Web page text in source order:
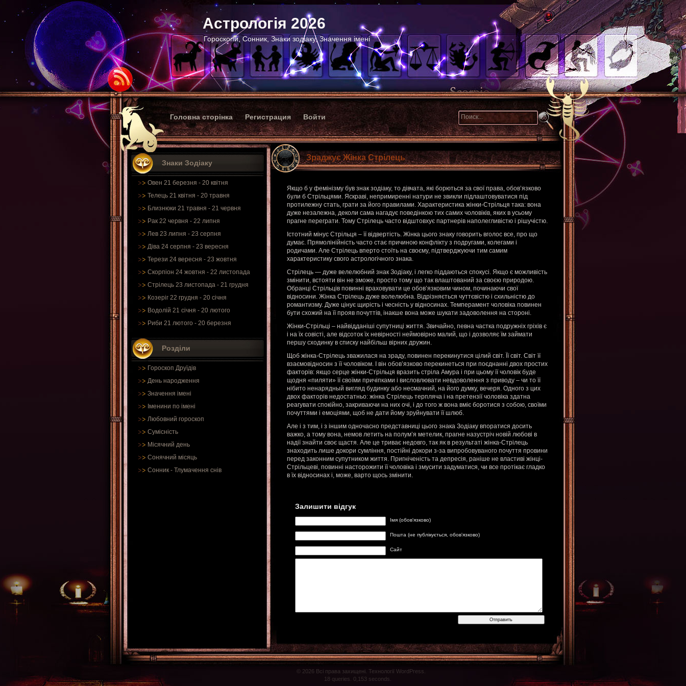
Астрологія 2026
Гороскопи, Сонник, Знаки зодіаку, Значення імені
Головна сторінка Регистрация Войти
Знаки Зодіаку
Овен 21 березня - 20 квітня
Телець 21 квітня - 20 травня
Близнюки 21 травня - 21 червня
Рак 22 червня - 22 липня
Лев 23 липня - 23 серпня
Діва 24 серпня - 23 вересня
Терези 24 вересня - 23 жовтня
Скорпіон 24 жовтня - 22 листопада
Стрілець 23 листопада - 21 грудня
Козеріг 22 грудня - 20 січня
Водолій 21 січня - 20 лютого
Риби 21 лютого - 20 березня
Розділи
Гороскоп Друїдів
День народження
Значення імені
Іменини по імені
Любовний гороскоп
Сумісність
Місячний день
Сонячний місяць
Сонник - Тлумачення снів
Зраджує Жінка Стрілець
Якщо б у фемінізму був знак зодіаку, то дівчата, які борються за свої права, обов’язково
були б Стрільцями. Яскраві, непримиренні натури не звикли підлаштовуватися під
протилежну стать, грати за його правилами. Характеристика жінки-Стрільця така: вона
дуже незалежна, деколи сама нагадує поведінкою тих самих чоловіків, яких в усьому
прагне переграти. Тому Стрілець часто відштовхує партнерів наполегливістю і рішучістю.
Істотний мінус Стрільця – її відвертість. Жінка цього знаку говорить вголос все, про що
думає. Прямолінійність часто стає причиною конфлікту з подругами, колегами і
родичами. Але Стрілець вперто стоїть на своєму, підтверджуючи тим самим
характеристику свого астрологічного знака.
Стрілець — дуже велелюбний знак Зодіаку, і легко піддаються спокусі. Якщо є можливість
змінити, встояти він не зможе, просто тому що так влаштований за своєю природою.
Обранці Стрільців повинні враховувати це обов’язковим чином, починаючи свої
відносини. Жінка Стрілець дуже волелюбна. Відрізняється чуттєвістю і схильністю до
романтизму. Дуже цінує щирість і чесність у відносинах. Темперамент чоловіка повинен
бути схожий на її прояв почуттів, інакше вона може шукати задоволення на стороні.
Жінки-Стрільці – найвідданіші супутниці життя. Звичайно, певна частка подружніх гріхів є
і на їх совісті, але відсоток їх невірності неймовірно малий, що і дозволяє їм займати
першу сходинку в списку найбільш вірних дружин.
Щоб жінка-Стрілець зважилася на зраду, повинен перекинутися цілий світ. Її світ. Світ її
взаємовідносин з її чоловіком. І він обов’язково перекинеться при поєднанні двох простих
факторів: якщо серце жінки-Стрільця вразить стріла Амура і при цьому її чоловік буде
щодня «пиляти» її своїми причіпками і висловлювати невдоволення з приводу – чи то її
нібито ненарядный вигляд будинку або несмачний, на його думку, вечеря. Одного з цих
двох факторів недостатньо: жінка Стрілець терпляча і на претензії чоловіка здатна
реагувати спокійно, закриваючи на них очі, і до того ж вона вміє боротися з собою, своїми
почуттями і емоціями, щоб не дати йому зруйнувати її шлюб.
Але і з тим, і з іншим одночасно представниці цього знака Зодіаку впоратися досить
важко, а тому вона, немов летить на полум’я метелик, прагне назустріч новій любові в
надії знайти своє щастя. Але це триває недовго, так як в результаті жінка-Стрілець
знаходить лише докори сумління, постійні докори з-за випробовуваного почуття провини
перед законним супутником життя. Пригніченість та депресія, раніше не властиві жінці-
Стрільцеві, повинні насторожити її чоловіка і змусити задуматися, чи все протікає гладко
в їх відносинах і, може, варто щось змінити.
Залишити відгук
Імя (обов'язково)
Пошта (не публікується, обов'язково)
Сайт
© 2026 Всі права захищені. Технології WordPress.
18 queries. 0,153 seconds.